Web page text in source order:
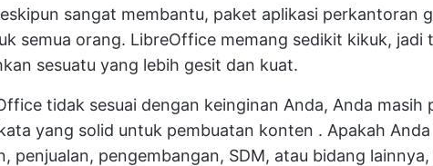
sangat membantu, paket aplikasi perkantoran
semua orang. LibreOffice memang sedikit kikuk, jadi
sesuatu yang lebih gesit dan kuat.
tidak sesuai dengan keinginan Anda, Anda masih
yang solid untuk pembuatan konten . Apakah
penjualan, pengembangan, SDM, atau bidang